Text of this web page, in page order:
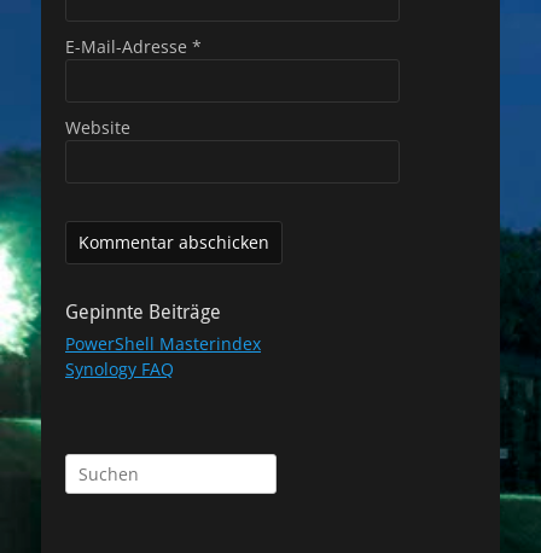
E-Mail-Adresse *
Website
Gepinnte Beiträge
PowerShell Masterindex
Synology FAQ
Suchen
nach: